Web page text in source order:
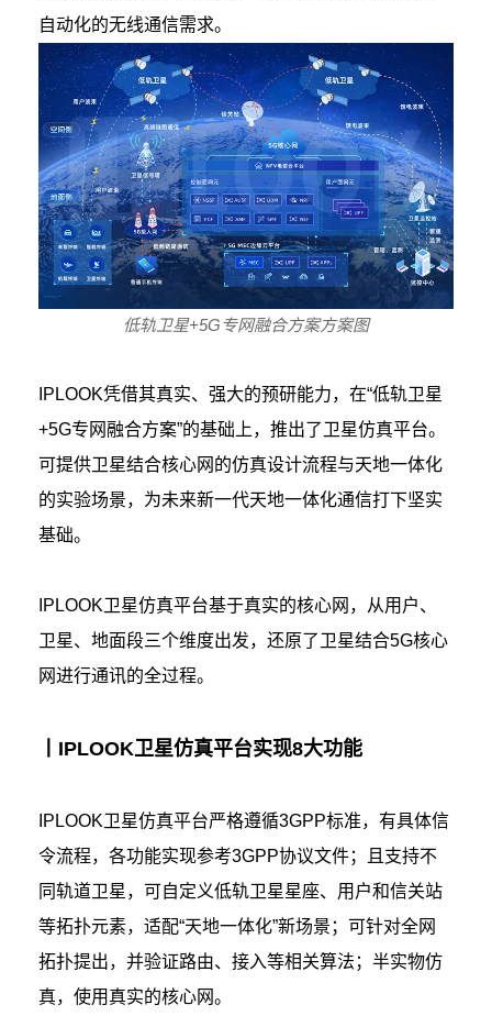
自动化的无线通信需求。
低轨卫星+5G专网融合方案方案图
IPLOOK凭借其真实、强大的预研能力，在“低轨卫星
+5G专网融合方案”的基础上，推出了卫星仿真平台。
可提供卫星结合核心网的仿真设计流程与天地一体化
的实验场景，为未来新一代天地一体化通信打下坚实
基础。
IPLOOK卫星仿真平台基于真实的核心网，从用户、
卫星、地面段三个维度出发，还原了卫星结合5G核心
网进行通讯的全过程。
丨IPLOOK卫星仿真平台实现8大功能
IPLOOK卫星仿真平台严格遵循3GPP标准，有具体信
令流程，各功能实现参考3GPP协议文件；且支持不
同轨道卫星，可自定义低轨卫星星座、用户和信关站
等拓扑元素，适配“天地一体化”新场景；可针对全网
拓扑提出，并验证路由、接入等相关算法；半实物仿
真，使用真实的核心网。